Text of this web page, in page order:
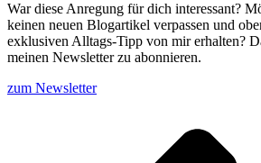
War diese Anregung für dich interessant?
keinen neuen Blogartikel verpassen und
exklusiven Alltags-Tipp von mir erhalten?
meinen Newsletter zu abonnieren.
zum Newsletter